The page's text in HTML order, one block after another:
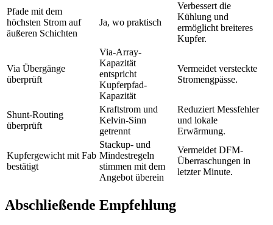
Pfade mit dem
höchsten Strom auf
äußeren Schichten
Ja, wo praktisch
Verbessert die
Kühlung und
ermöglicht breiteres
Kupfer.
Via Übergänge
überprüft
Via-Array-
Kapazität
entspricht
Kupferpfad-
Kapazität
Vermeidet versteckte
Stromengpässe.
Shunt-Routing
überprüft
Kraftstrom und
Kelvin-Sinn
getrennt
Reduziert Messfehler
und lokale
Erwärmung.
Kupfergewicht mit Fab
bestätigt
Stackup- und
Mindestregeln
stimmen mit dem
Angebot überein
Vermeidet DFM-
Überraschungen in
letzter Minute.
Abschließende Empfehlung